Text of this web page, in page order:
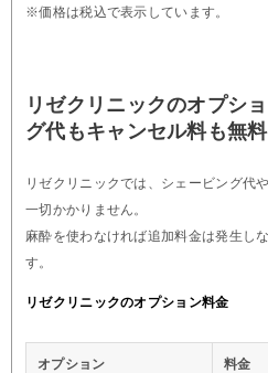
※価格は税込で表示しています。
リゼクリニックのオプシ
グ代もキャンセル料も無料
リゼクリニックでは、シェービング代
一切かかりません。
麻酔を使わなければ追加料金は発生し
す。
リゼクリニックのオプション料金
オプション 料金